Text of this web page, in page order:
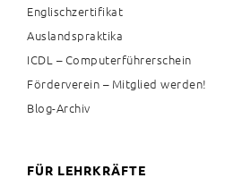
Englischzertifikat
Auslandspraktika
ICDL – Computerführerschein
Förderverein – Mitglied werden!
Blog-Archiv
FÜR LEHRKRÄFTE